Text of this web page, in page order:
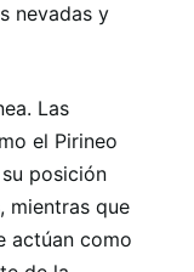
nevadas y
Las
el Pirineo
posición
mientras que
actúan como